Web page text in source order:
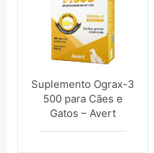
Suplemento Ograx-3
500 para Cães e
Gatos – Avert